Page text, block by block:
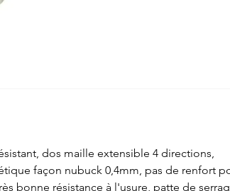
dos maille extensible 4 directions,
façon nubuck 0,4mm, pas de renfort
bonne résistance à l'usure, patte de